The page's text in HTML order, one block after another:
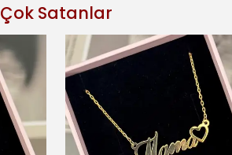
Çok Satanlar